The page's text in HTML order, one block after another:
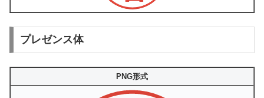
プレゼンス体
PNG形式